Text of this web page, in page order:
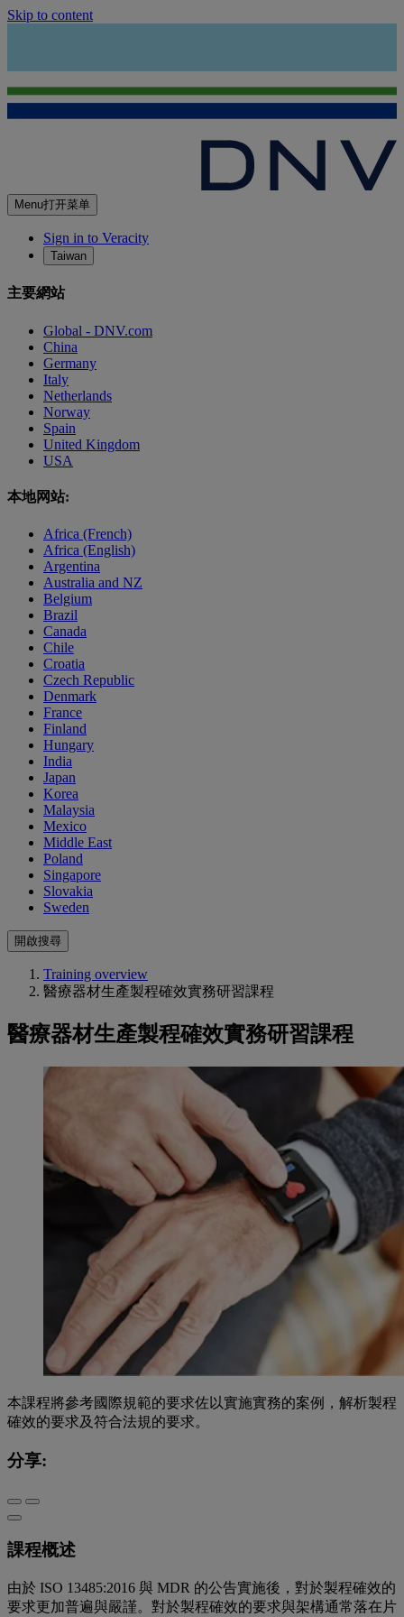
Skip to content
Menu打开菜单
Sign in to Veracity
Taiwan
主要網站
Global - DNV.com
China
Germany
Italy
Netherlands
Norway
Spain
United Kingdom
USA
本地网站:
Africa (French)
Africa (English)
Argentina
Australia and NZ
Belgium
Brazil
Canada
Chile
Croatia
Czech Republic
Denmark
France
Finland
Hungary
India
Japan
Korea
Malaysia
Mexico
Middle East
Poland
Singapore
Slovakia
Sweden
開啟搜尋
Training overview
醫療器材生產製程確效實務研習課程
醫療器材生產製程確效實務研習課程
本課程將參考國際規範的要求佐以實施實務的案例，解析製程
確效的要求及符合法規的要求。
分享:
課程概述
由於 ISO 13485:2016 與 MDR 的公告實施後，對於製程確效的
要求更加普遍與嚴謹。對於製程確效的要求與架構通常落在片